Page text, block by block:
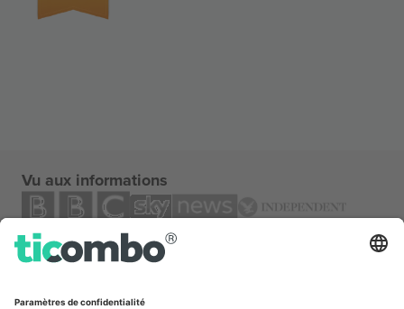
Vu aux informations